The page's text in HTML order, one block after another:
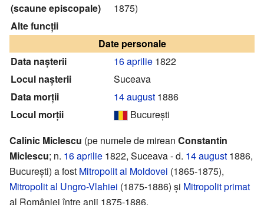
(scaune episcopale)
1875)
Alte funcții
Date personale
Data nașterii
16 aprilie 1822
Locul nașterii
Suceava
Data morții
14 august 1886
Locul morții
București
Calinic Miclescu (pe numele de mirean Constantin
Miclescu; n. 16 aprilie 1822, Suceava - d. 14 august 1886,
București) a fost Mitropolit al Moldovei (1865-1875),
Mitropolit al Ungro-Vlahiei (1875-1886) și Mitropolit primat
al României între anii 1875-1886.